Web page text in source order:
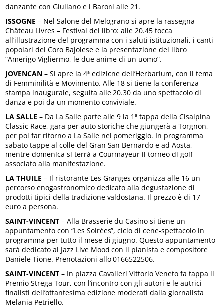
danzante con Giuliano e i Baroni alle 21.
ISSOGNE – Nel Salone del Melograno si apre la rassegna
Château Livres – Festival del libro: alle 20.45 tocca
all’illustrazione del programma con i saluti istituzionali, i canti
popolari del Coro Bajolese e la presentazione del libro
“Amerigo Vigliermo, le due anime di un uomo”.
JOVENCAN – Si apre la 4ª edizione dell’Herbarium, con il tema
di Femminilità e Movimento. Alle 18 si tiene la conferenza
stampa inaugurale, seguita alle 20.30 da uno spettacolo di
danza e poi da un momento conviviale.
LA SALLE – Da La Salle parte alle 9 la 1ª tappa della Cisalpina
Classic Race, gara per auto storiche che giungerà a Torgnon,
per poi far ritorno a La Salle nel pomeriggio. In programma
sabato tappe al colle del Gran San Bernardo e ad Aosta,
mentre domenica si terrà a Courmayeur il torneo di golf
associato alla manifestazione.
LA THUILE – Il ristorante Les Granges organizza alle 16 un
percorso enogastronomico dedicato alla degustazione di
prodotti tipici della tradizione valdostana. Il prezzo è di 17
euro a persona.
SAINT-VINCENT – Alla Brasserie du Casino si tiene un
appuntamento con “Les Soirées”, ciclo di cene-spettacolo in
programma per tutto il mese di giugno. Questo appuntamento
sarà dedicato al Jazz Live Mood con il pianista e compositore
Daniele Tione. Prenotazioni allo 0166522506.
SAINT-VINCENT – In piazza Cavalieri Vittorio Veneto fa tappa il
Premio Strega Tour, con l’incontro con gli autori e le autrici
finalisti dell’ottantesima edizione moderati dalla giornalista
Melania Petriello.